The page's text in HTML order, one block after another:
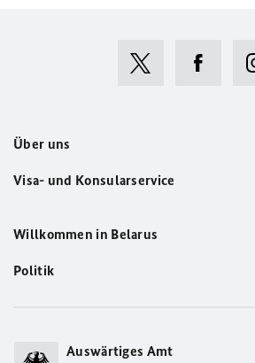
Über uns
Visa- und Konsularservice
Willkommen in Belarus
Politik
Auswärtiges Amt